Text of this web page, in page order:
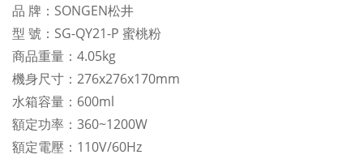
品 牌：SONGEN松井
型 號：SG-QY21-P 蜜桃粉
商品重量：4.05kg
機身尺寸：276x276x170mm
水箱容量：600ml
額定功率：360~1200W
額定電壓：110V/60Hz